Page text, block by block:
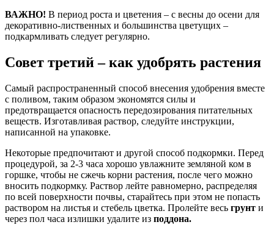
ВАЖНО! В период роста и цветения – с весны до осени для
декоративно-лиственных и большинства цветущих –
подкармливать следует регулярно.
Совет третий – как удобрять растения
Самый распространенный способ внесения удобрения вместе
с поливом, таким образом экономятся силы и
предотвращается опасность передозирования питательных
веществ. Изготавливая раствор, следуйте инструкции,
написанной на упаковке.
Некоторые предпочитают и другой способ подкормки. Перед
процедурой, за 2-3 часа хорошо увлажните земляной ком в
горшке, чтобы не сжечь корни растения, после чего можно
вносить подкормку. Раствор лейте равномерно, распределяя
по всей поверхности почвы, старайтесь при этом не попасть
раствором на листья и стебель цветка. Пролейте весь грунт и
через пол часа излишки удалите из поддона.